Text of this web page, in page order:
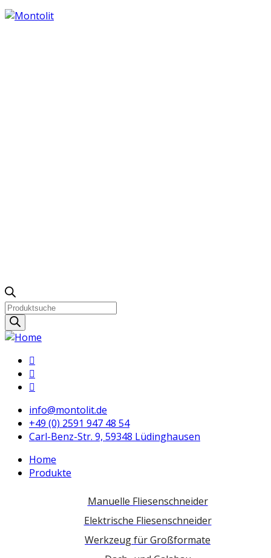
Products
search
info@montolit.de
+49 (0) 2591 947 48 54
Carl-Benz-Str. 9, 59348 Lüdinghausen
Home
Produkte
Manuelle Fliesenschneider
Elektrische Fliesenschneider
Werkzeug für Großformate